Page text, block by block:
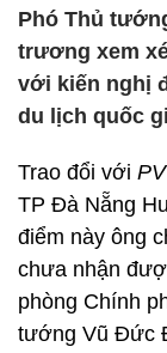
Phó Thủ
trương xem
với kiến nghị
du lịch quốc
Trao đổi với
TP Đà Nẵng
điểm này ông
chưa nhận
phòng Chính
tướng Vũ Đức